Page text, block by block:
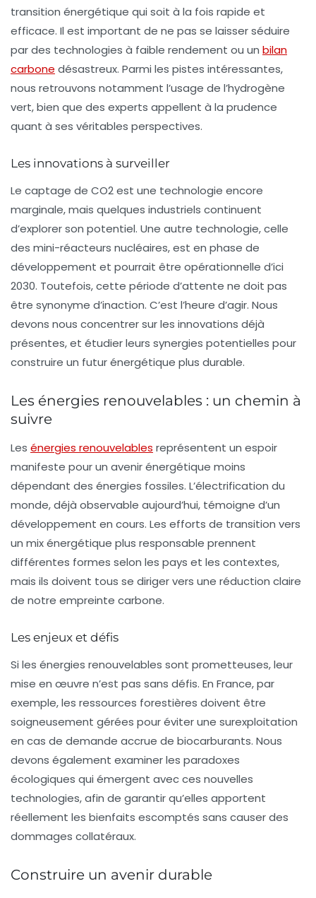
transition énergétique qui soit à la fois rapide et
efficace. Il est important de ne pas se laisser séduire
par des technologies à faible rendement ou un bilan
carbone désastreux. Parmi les pistes intéressantes,
nous retrouvons notamment l’usage de l’hydrogène
vert, bien que des experts appellent à la prudence
quant à ses véritables perspectives.
Les innovations à surveiller
Le captage de CO2 est une technologie encore
marginale, mais quelques industriels continuent
d’explorer son potentiel. Une autre technologie, celle
des mini-réacteurs nucléaires, est en phase de
développement et pourrait être opérationnelle d’ici
2030. Toutefois, cette période d’attente ne doit pas
être synonyme d’inaction. C’est l’heure d’agir. Nous
devons nous concentrer sur les innovations déjà
présentes, et étudier leurs synergies potentielles pour
construire un futur énergétique plus durable.
Les énergies renouvelables : un chemin à
suivre
Les énergies renouvelables représentent un espoir
manifeste pour un avenir énergétique moins
dépendant des énergies fossiles. L’électrification du
monde, déjà observable aujourd’hui, témoigne d’un
développement en cours. Les efforts de transition vers
un mix énergétique plus responsable prennent
différentes formes selon les pays et les contextes,
mais ils doivent tous se diriger vers une réduction claire
de notre empreinte carbone.
Les enjeux et défis
Si les énergies renouvelables sont prometteuses, leur
mise en œuvre n’est pas sans défis. En France, par
exemple, les ressources forestières doivent être
soigneusement gérées pour éviter une surexploitation
en cas de demande accrue de biocarburants. Nous
devons également examiner les paradoxes
écologiques qui émergent avec ces nouvelles
technologies, afin de garantir qu’elles apportent
réellement les bienfaits escomptés sans causer des
dommages collatéraux.
Construire un avenir durable